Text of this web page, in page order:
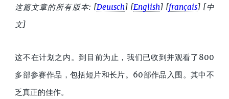
这篇文章的所有版本: [Deutsch] [English] [ français] [中
文]
这不在计划之内。到目前为止，我们已收到并观看了800
多部参赛作品，包括短片和长片。60部作品入围。其中不
乏真正的佳作。